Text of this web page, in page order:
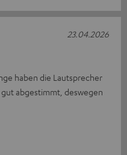
haben die Lautsprecher
abgestimmt, deswegen
23.04.2026